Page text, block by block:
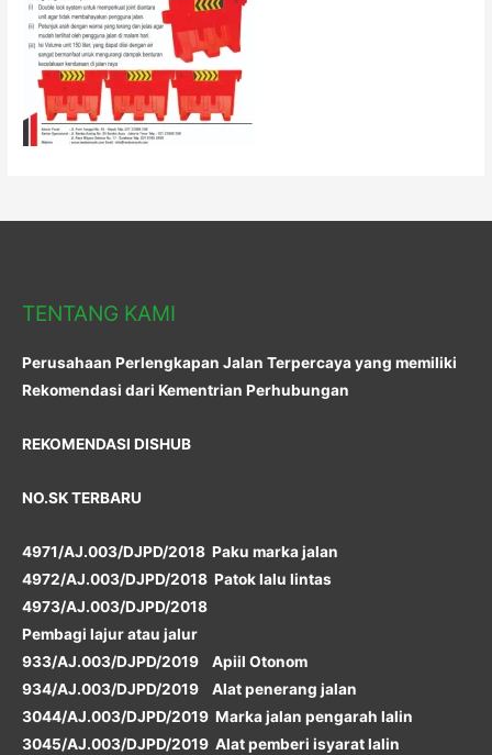
TENTANG KAMI
Perusahaan Perlengkapan Jalan Terpercaya yang memiliki
Rekomendasi dari Kementrian Perhubungan
REKOMENDASI DISHUB
NO.SK TERBARU
4971/AJ.003/DJPD/2018 Paku marka jalan
4972/AJ.003/DJPD/2018 Patok lalu lintas
4973/AJ.003/DJPD/2018
Pembagi lajur atau jalur
933/AJ.003/DJPD/2019 Apiil Otonom
934/AJ.003/DJPD/2019 Alat penerang jalan
3044/AJ.003/DJPD/2019 Marka jalan pengarah lalin
3045/AJ.003/DJPD/2019 Alat pemberi isyarat lalin